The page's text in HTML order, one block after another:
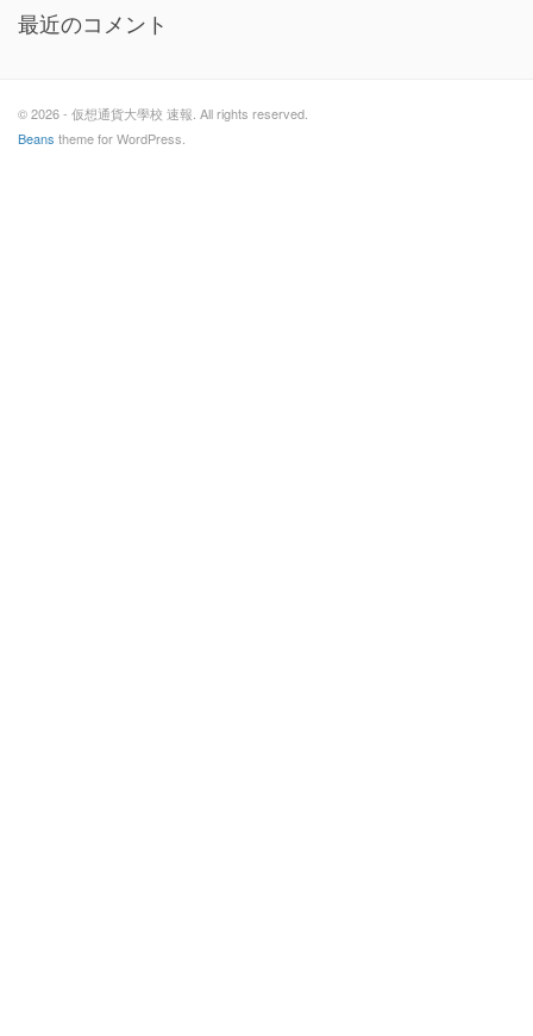
最近のコメント
© 2026 - 仮想通貨大學校 速報. All rights reserved.
Beans theme for WordPress.